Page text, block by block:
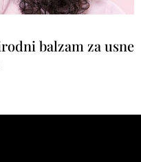
balzam za usne